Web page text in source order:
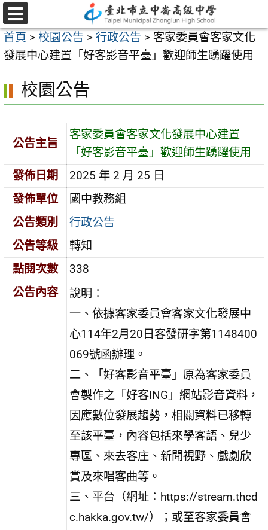
跳
至
主
要
容
選
單
首頁 > 校園公告 > 行政公告 > 客家委員會客家文化
發展中心建置「好客影音平臺」歡迎師生踴躍使用
校園公告
公告主旨
客家委員會客家文化發展中心建置
「好客影音平臺」歡迎師生踴躍使用
發佈日期
2025 年 2 月 25 日
發佈單位
國中教務組
公告類別
行政公告
公告等級
轉知
點閱次數
338
公告內容
說明：
一、依據客家委員會客家文化發展中
心114年2月20日客發研字第1148400
069號函辦理。
二、「好客影音平臺」原為客家委員
會製作之「好客ING」網站影音資料，
因應數位發展趨勢，相關資料已移轉
至該平臺，內容包括來學客語、兒少
專區、來去客庄、新聞視野、戲劇欣
賞及來唱客曲等。
三、平台（網址：https://stream.thcd
c.hakka.gov.tw/）；或至客家委員會